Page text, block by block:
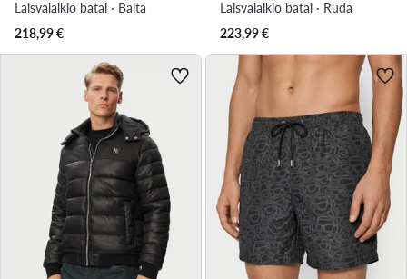
Laisvalaikio batai · Balta
218,99€
Laisvalaikio batai · Ruda
223,99€